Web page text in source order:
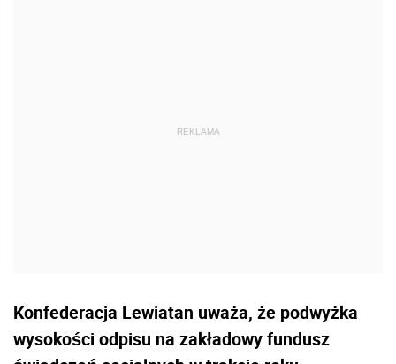
Konfederacja Lewiatan uważa, że podwyżka
wysokości odpisu na zakładowy fundusz